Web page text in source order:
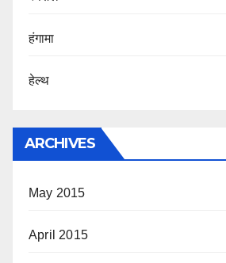
हंगामा
हेल्थ
ARCHIVES
May 2015
April 2015